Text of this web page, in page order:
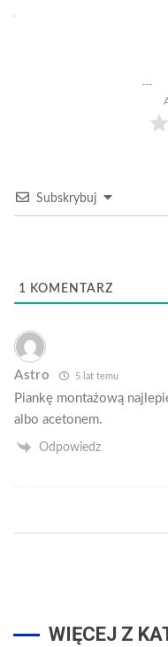
Subskrybuj
1 KOMENTARZ
Astro 5 lat temu
Piankę montażową
albo acetonem.
Odpowiedz
WIĘCEJ Z